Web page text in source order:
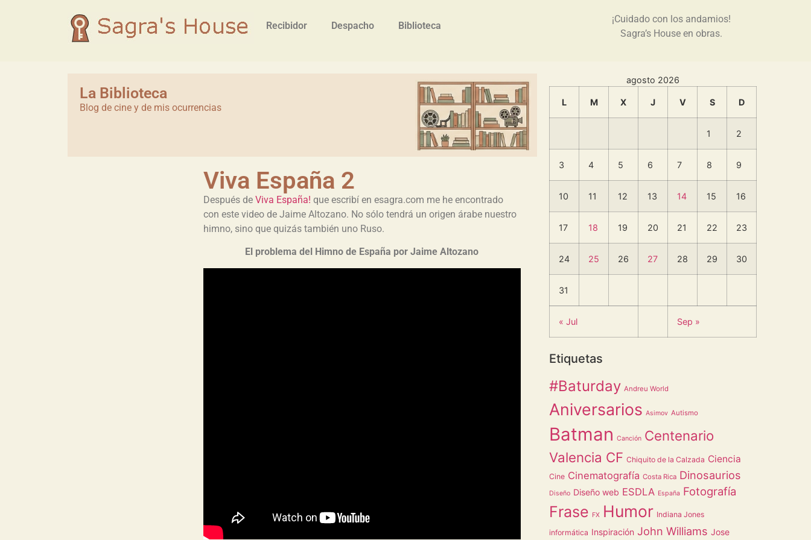
Recibidor Despacho Biblioteca
¡Cuidado con los andamios!
Sagra’s House en obras.
La Biblioteca
Blog de cine y de mis ocurrencias
Viva España 2
Después de Viva España! que escribí en esagra.com me he encontrado
con este video de Jaime Altozano. No sólo tendrá un origen árabe nuestro
himno, sino que quizás también uno Ruso.
El problema del Himno de España por Jaime Altozano
agosto 2026
L M X J V S D
1 2
3 4 5 6 7 8 9
10 11 12 13 14 15 16
17 18 19 20 21 22 23
24 25 26 27 28 29 30
31
« Jul Sep »
Etiquetas
#Baturday Andreu World
Aniversarios Asimov Autismo
Batman Canción Centenario
Valencia CF Chiquito de la Calzada Ciencia
Cine Cinematografía Costa Rica Dinosaurios
Diseño Diseño web ESDLA España Fotografía
Frase FX Humor Indiana Jones
informática Inspiración John Williams Jose